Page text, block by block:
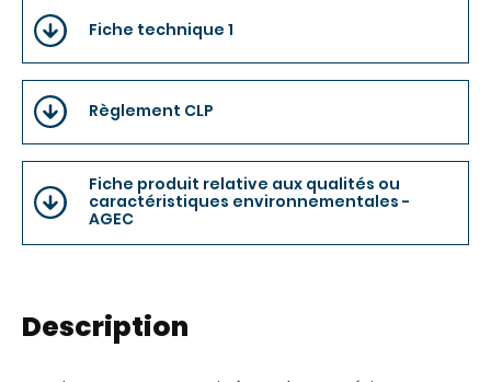
Description
Fiche technique 1
Règlement CLP
Fiche produit relative aux qualités ou
caractéristiques environnementales -
AGEC